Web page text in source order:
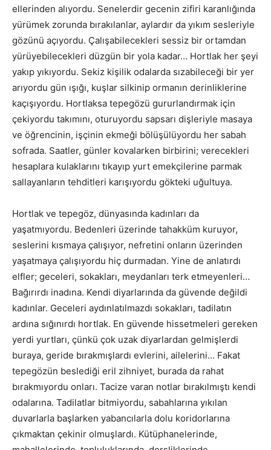
ellerinden alıyordu. Senelerdir gecenin zifiri karanlığında
yürümek zorunda bırakılanlar, aylardır da yıkım sesleriyle
gözünü açıyordu. Çalışabilecekleri sessiz bir ortamdan
yürüyebilecekleri düzgün bir yola kadar… Hortlak her şeyi
yakıp yıkıyordu. Sekiz kişilik odalarda sızabileceği bir yer
arıyordu gün ışığı, kuşlar silkinip ormanın derinliklerine
kaçışıyordu. Hortlaksa tepegözü gururlandırmak için
çekiyordu takımını, oturuyordu sapsarı dişleriyle masaya
ve öğrencinin, işçinin ekmeği bölüşülüyordu her sabah
sofrada. Saatler, günler kovalarken birbirini; verecekleri
hesaplara kulaklarını tıkayıp yurt emekçilerine parmak
sallayanların tehditleri karışıyordu gökteki uğultuya.
Hortlak ve tepegöz, dünyasında kadınları da
yaşatmıyordu. Bedenleri üzerinde tahakküm kuruyor,
seslerini kısmaya çalışıyor, nefretini onların üzerinden
yaşatmaya çalışıyordu hiç durmadan. Yine de anlatırdı
elfler; geceleri, sokakları, meydanları terk etmeyenleri…
Bağırırdı inadına. Kendi diyarlarında da güvende değildi
kadınlar. Geceleri aydınlatılmazdı sokakları, tadilatın
ardına sığınırdı hortlak. En güvende hissetmeleri gereken
yerdi yurtları, çünkü çok uzak diyarlardan gelmişlerdi
buraya, geride bırakmışlardı evlerini, ailelerini… Fakat
tepegözün beslediği eril zihniyet, burada da rahat
bırakmıyordu onları. Tacize varan notlar bırakılmıştı kendi
odalarına. Tadilatlar bitmiyordu, sabahlarına yıkılan
duvarlarla başlarken yabancılarla dolu koridorlarına
çıkmaktan çekinir olmuşlardı. Kütüphanelerinde,